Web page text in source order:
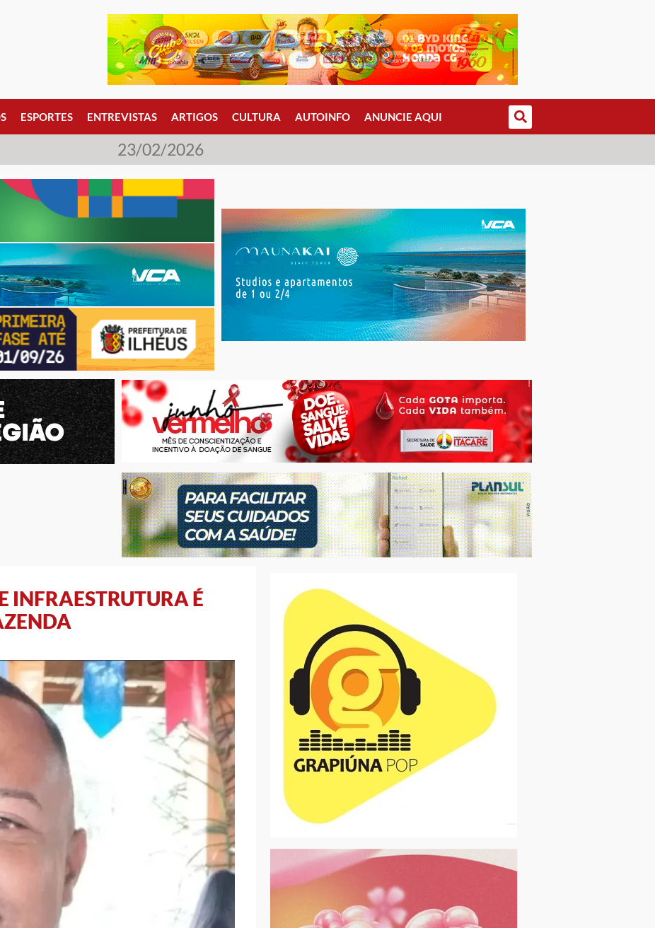
ESPORTES ENTREVISTAS ARTIGOS CULTURA AUTOINFO ANUNCIE AQUI
23/02/2026
INFRAESTRUTURA É